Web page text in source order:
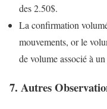
des 2.50$.
La confirmation
mouvements, or le
de volume associé à
7. Autres